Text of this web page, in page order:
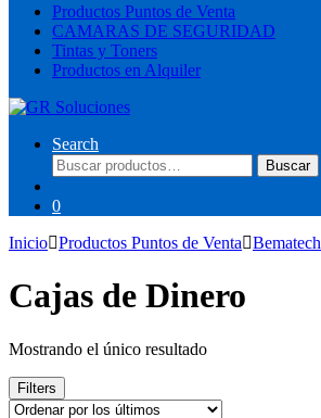
Productos Puntos de Venta
CAMARAS DE SEGURIDAD
Tintas y Toners
Productos en Alquiler
Search
Buscar
por:
Buscar
0
Inicio Productos Puntos de Venta Bematech
Cajas de Dinero
Mostrando el único resultado
Filters